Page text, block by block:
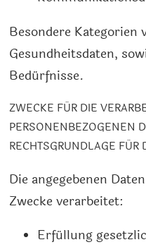
Besondere Kategorien
Gesundheitsdaten,
Bedürfnisse.
ZWECKE FÜR DIE
PERSONENBEZOGENEN
RECHTSGRUNDLAGE FÜR
Die angegebenen
Zwecke verarbeitet:
Erfüllung